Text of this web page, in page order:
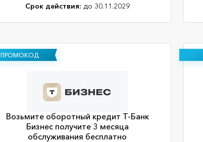
Срок действия: до 30.11.2029
ПРОМОКОД
Возьмите оборотный кредит Т-Банк
Бизнес получите 3 месяца
обслуживания бесплатно